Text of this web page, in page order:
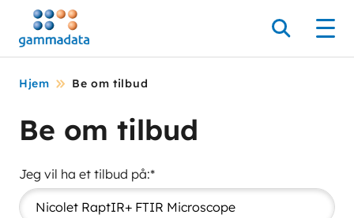
Hopp
hovedinnholdett
Søk
Hjem Be om tilbud
Be om tilbud
Jeg vil ha et tilbud på:*